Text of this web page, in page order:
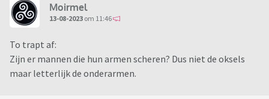
Moirmel
13-08-2023 om 11:46
To trapt af:
Zijn er mannen die hun armen scheren? Dus niet de oksels
maar letterlijk de onderarmen.